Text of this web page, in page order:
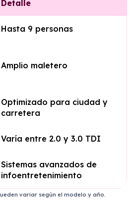
Detalle
Hasta 9 personas
Amplio maletero
Optimizado para ciudad y
carretera
Varía entre 2.0 y 3.0 TDI
Sistemas avanzados de
infoentretenimiento
variar según el modelo y año.